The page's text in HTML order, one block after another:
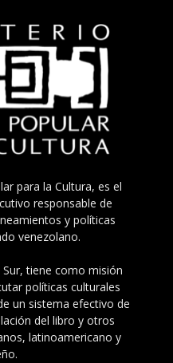
para la Cultura, es el
responsable de
y políticas
venezolano.
tiene como misión
políticas culturales
un sistema efectivo de
del libro y otros
latinoamericano y